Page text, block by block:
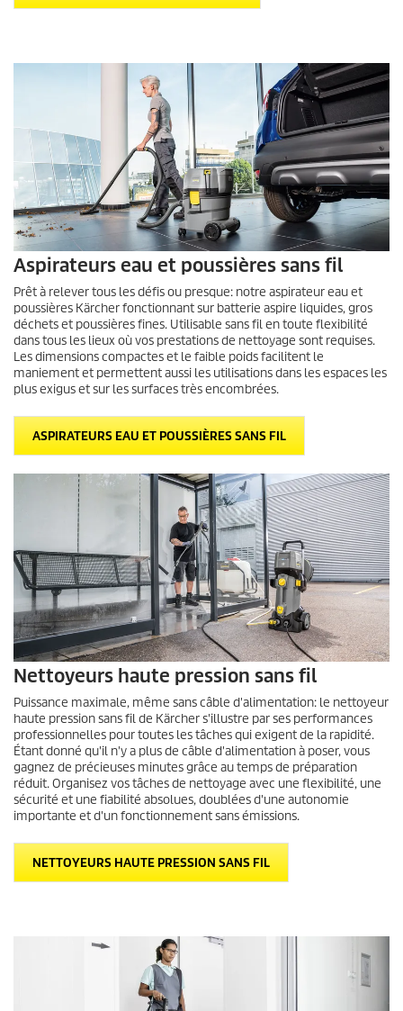
Aspirateurs eau et poussières sans fil
Prêt à relever tous les défis ou presque: notre aspirateur eau et
poussières Kärcher fonctionnant sur batterie aspire liquides, gros
déchets et poussières fines. Utilisable sans fil en toute flexibilité
dans tous les lieux où vos prestations de nettoyage sont requises.
Les dimensions compactes et le faible poids facilitent le
maniement et permettent aussi les utilisations dans les espaces les
plus exigus et sur les surfaces très encombrées.
ASPIRATEURS EAU ET POUSSIÈRES SANS FIL
Nettoyeurs haute pression sans fil
Puissance maximale, même sans câble d'alimentation: le nettoyeur
haute pression sans fil de Kärcher s'illustre par ses performances
professionnelles pour toutes les tâches qui exigent de la rapidité.
Étant donné qu'il n'y a plus de câble d'alimentation à poser, vous
gagnez de précieuses minutes grâce au temps de préparation
réduit. Organisez vos tâches de nettoyage avec une flexibilité, une
sécurité et une fiabilité absolues, doublées d'une autonomie
importante et d'un fonctionnement sans émissions.
NETTOYEURS HAUTE PRESSION SANS FIL